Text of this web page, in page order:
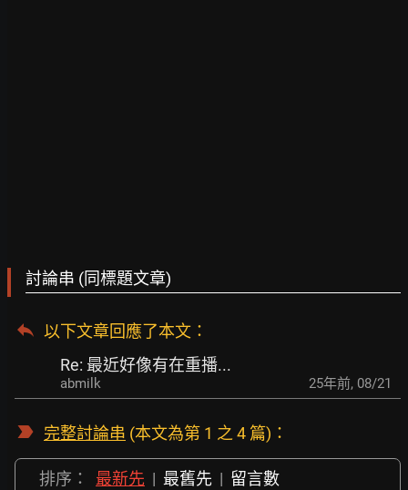
討論串 (同標題文章)
以下文章回應了本文 ：
Re: 最近好像有在重播...
abmilk 25年前, 08/21
完整討論串 (本文為第 1 之 4 篇)：
排序： 最新先 | 最舊先 | 留言數